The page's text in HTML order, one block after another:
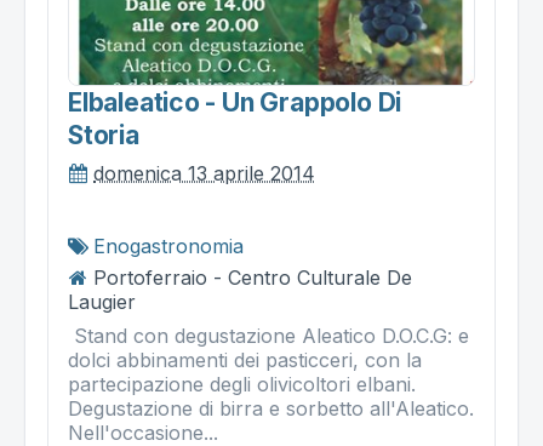
Elbaleatico - Un Grappolo Di
Storia
domenica 13 aprile 2014
Enogastronomia
Portoferraio - Centro Culturale De
Laugier
Stand con degustazione Aleatico D.O.C.G: e
dolci abbinamenti dei pasticceri, con la
partecipazione degli olivicoltori elbani.
Degustazione di birra e sorbetto all'Aleatico.
Nell'occasione...